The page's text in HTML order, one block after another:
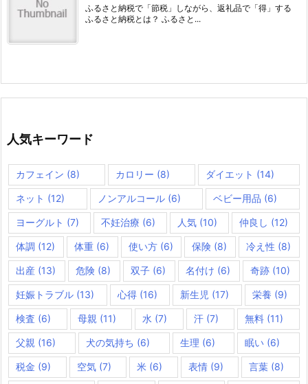
ふるさと納税で「節税」しながら、返礼品で「得」する
ふるさと納税とは？ ふるさと...
人気キーワード
カフェイン (8) カロリー (8) ダイエット (14)
ネット (12) ノンアルコール(6) ベビー用品 (6)
ヨーグルト (7) 不妊治療 (6) 人気 (10) 仲良し (12)
体調 (12) 体重(6) 使い方(6) 保険 (8) 冷え性 (8)
出産 (13) 危険 (8) 双子 (6) 名付け (6) 奇跡 (10)
妊娠トラブル (13) 心得(16) 新生児 (17) 栄養 (9)
検査 (6) 母親 (11) 水 (7) 汗(7) 無料 (11)
父親 (16) 犬の気持ち (6) 生理 (6) 眠い (6)
税金 (9) 空気(7) 米 (6) 表情(9) 言葉 (8)